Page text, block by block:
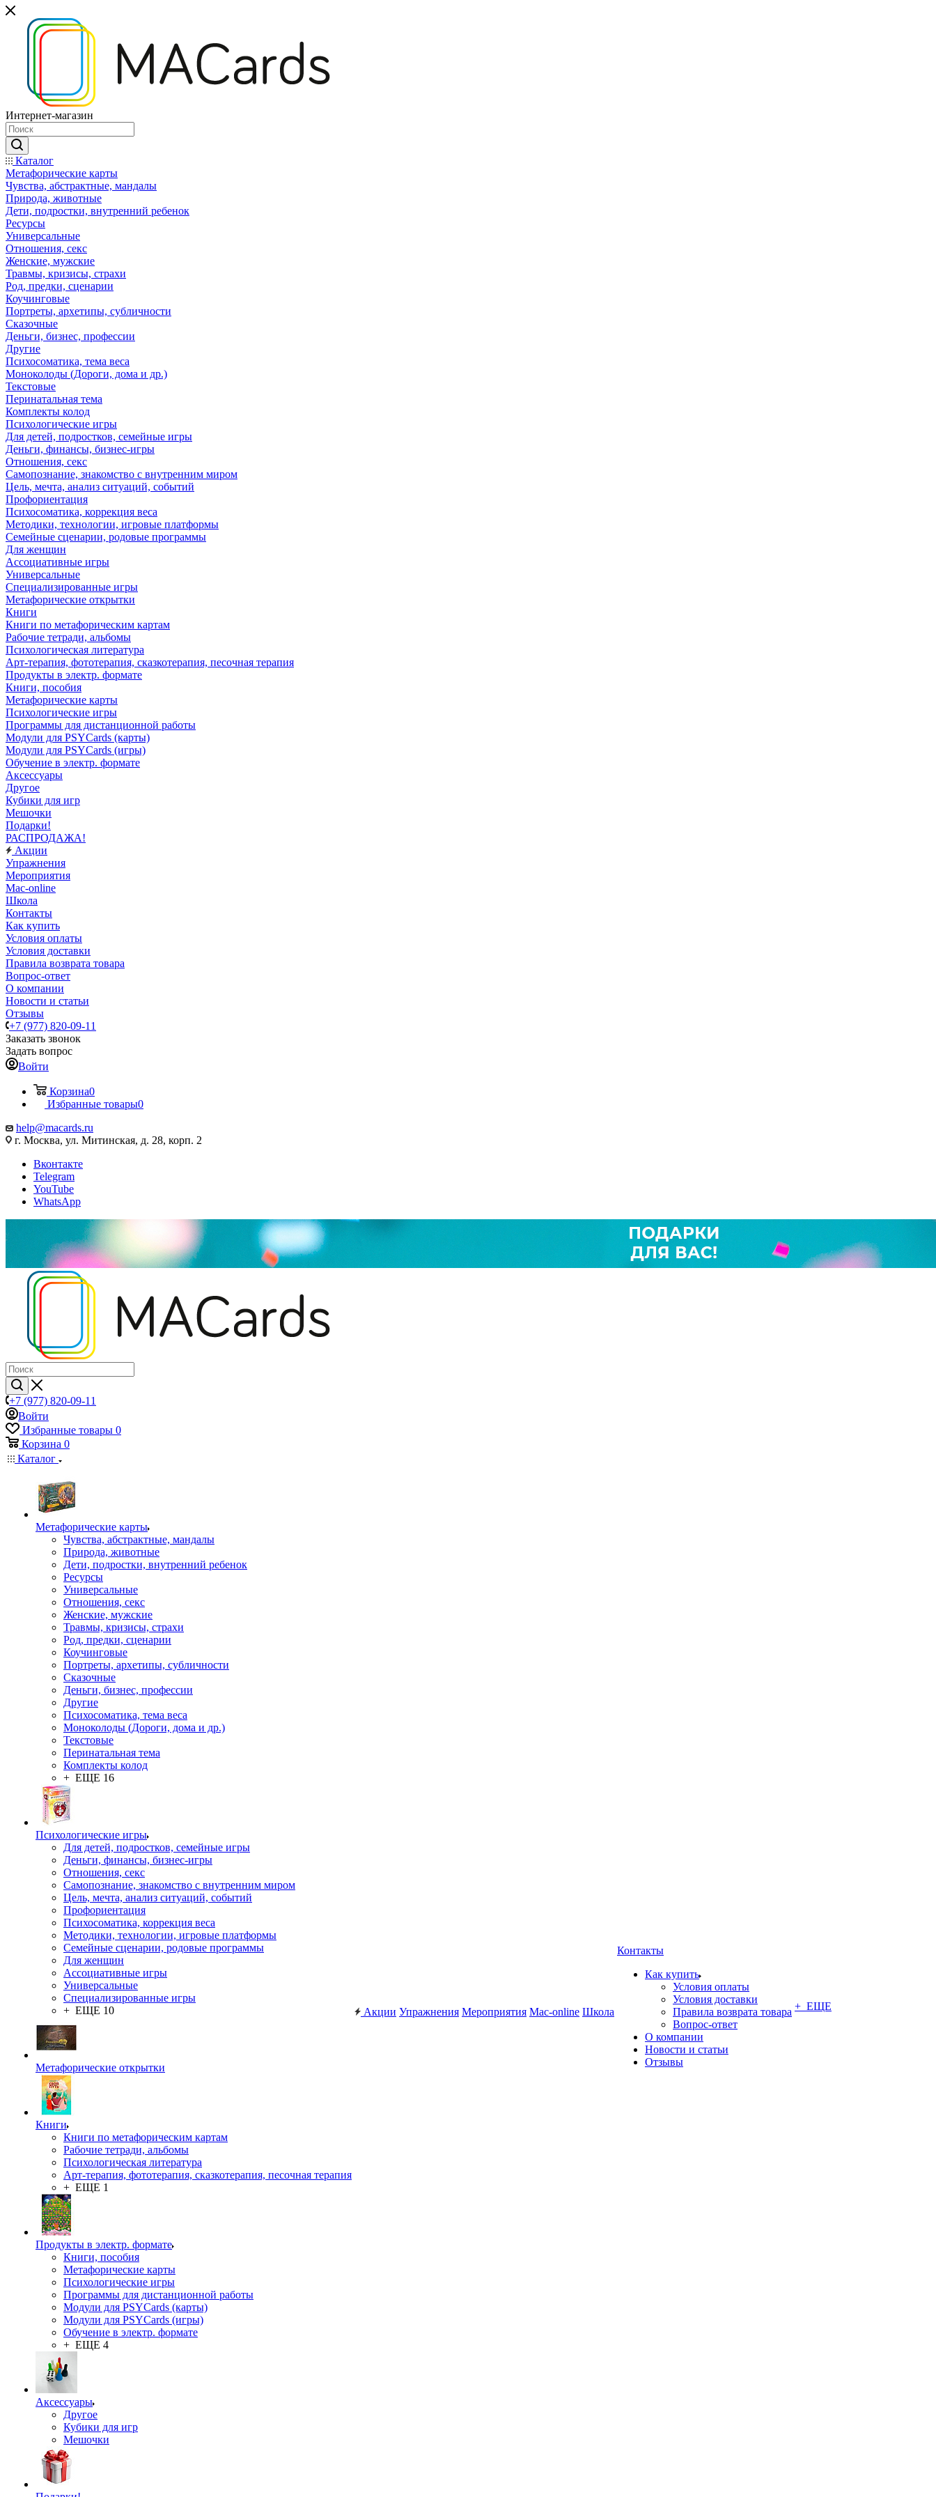
Интернет-магазин
Каталог
Mетафорические карты
Чувства, абстрактные, мандалы
Природа, животные
Дети, подростки, внутренний ребенок
Ресурсы
Универсальные
Отношения, секс
Женские, мужские
Травмы, кризисы, страхи
Род, предки, сценарии
Коучинговые
Портреты, архетипы, субличности
Сказочные
Деньги, бизнес, профессии
Другие
Психосоматика, тема веса
Моноколоды (Дороги, дома и др.)
Текстовые
Перинатальная тема
Комплекты колод
Психологические игры
Для детей, подростков, семейные игры
Деньги, финансы, бизнес-игры
Отношения, секс
Самопознание, знакомство с внутренним миром
Цель, мечта, анализ ситуаций, событий
Профориентация
Психосоматика, коррекция веса
Методики, технологии, игровые платформы
Семейные сценарии, родовые программы
Для женщин
Ассоциативные игры
Универсальные
Специализированные игры
Метафорические открытки
Книги
Книги по метафорическим картам
Рабочие тетради, альбомы
Психологическая литература
Арт-терапия, фототерапия, сказкотерапия, песочная терапия
Продукты в электр. формате
Книги, пособия
Метафорические карты
Психологические игры
Программы для дистанционной работы
Модули для PSYCards (карты)
Модули для PSYCards (игры)
Обучение в электр. формате
Аксессуары
Другое
Кубики для игр
Мешочки
Подарки!
РАСПРОДАЖА!
Акции
Упражнения
Мероприятия
Mac-online
Школа
Контакты
Как купить
Условия оплаты
Условия доставки
Правила возврата товара
Вопрос-ответ
О компании
Новости и статьи
Отзывы
+7 (977) 820-09-11
Заказать звонок
Задать вопрос
Войти
Корзина0
Избранные товары0
help@macards.ru
г. Москва, ул. Митинская, д. 28, корп. 2
Вконтакте
Telegram
YouTube
WhatsApp
+7 (977) 820-09-11
Войти
Избранные товары 0
Корзина 0
Каталог
Mетафорические карты
Чувства, абстрактные, мандалы
Природа, животные
Дети, подростки, внутренний ребенок
Ресурсы
Универсальные
Отношения, секс
Женские, мужские
Травмы, кризисы, страхи
Род, предки, сценарии
Коучинговые
Портреты, архетипы, субличности
Сказочные
Деньги, бизнес, профессии
Другие
Психосоматика, тема веса
Моноколоды (Дороги, дома и др.)
Текстовые
Перинатальная тема
Комплекты колод
+ ЕЩЕ 16
Психологические игры
Для детей, подростков, семейные игры
Деньги, финансы, бизнес-игры
Отношения, секс
Самопознание, знакомство с внутренним миром
Цель, мечта, анализ ситуаций, событий
Профориентация
Психосоматика, коррекция веса
Методики, технологии, игровые платформы
Семейные сценарии, родовые программы
Для женщин
Ассоциативные игры
Универсальные
Специализированные игры
+ ЕЩЕ 10
Метафорические открытки
Книги
Книги по метафорическим картам
Рабочие тетради, альбомы
Психологическая литература
Арт-терапия, фототерапия, сказкотерапия, песочная терапия
+ ЕЩЕ 1
Продукты в электр. формате
Книги, пособия
Метафорические карты
Психологические игры
Программы для дистанционной работы
Модули для PSYCards (карты)
Модули для PSYCards (игры)
Обучение в электр. формате
+ ЕЩЕ 4
Аксессуары
Другое
Кубики для игр
Мешочки
Акции Упражнения Мероприятия Mac-online Школа
Контакты
Как купить
Условия оплаты
Условия доставки
Правила возврата товара
Вопрос-ответ
О компании
Новости и статьи
Отзывы
+ ЕЩЕ